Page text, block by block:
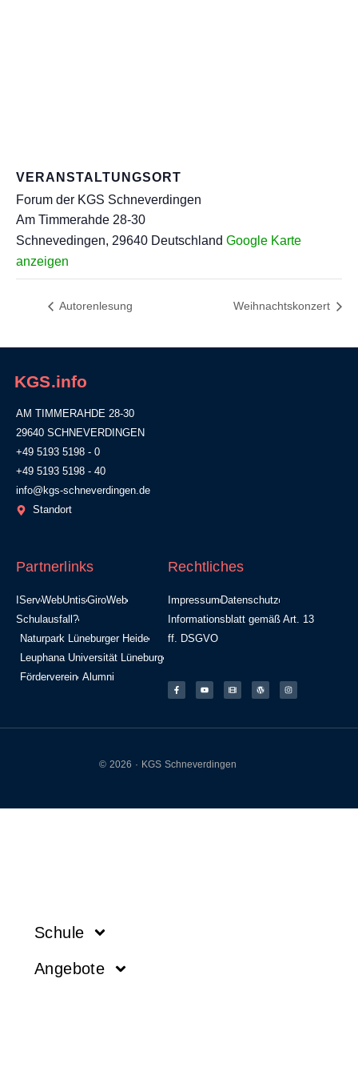
VERANSTALTUNGSORT
Forum der KGS Schneverdingen
Am Timmerahde 28-30
Schnevedingen, 29640 Deutschland Google Karte
anzeigen
Autorenlesung Weihnachtskonzert
KGS.info
AM TIMMERAHDE 28-30
29640 SCHNEVERDINGEN
+49 5193 5198 - 0
+49 5193 5198 - 40
info@kgs-schneverdingen.de
Standort
Partnerlinks
IServWebUntisGiroWeb
Schulausfall?
Naturpark Lüneburger Heide
Leuphana Universität Lüneburg
Förderverein Alumni
Rechtliches
Impressum Datenschutz
Informationsblatt gemäß Art. 13
ff. DSGVO
© 2026 · KGS Schneverdingen
Schule
Angebote